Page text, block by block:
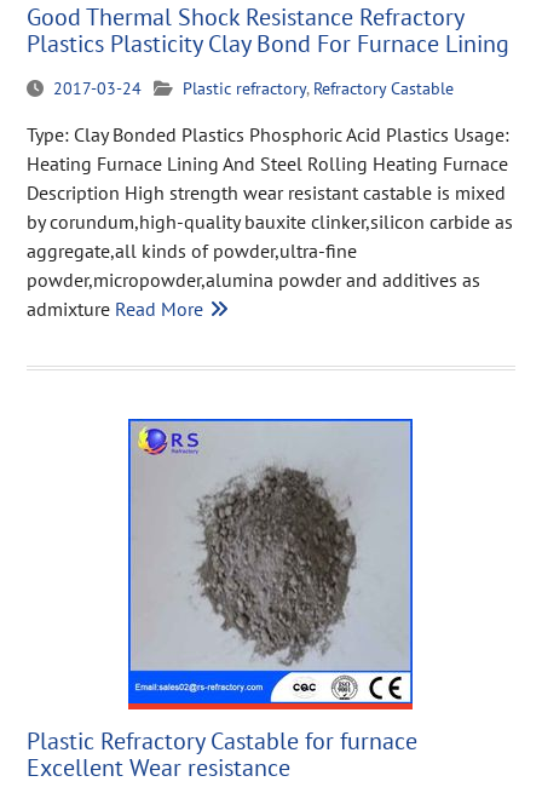
Good Thermal Shock Resistance Refractory
Plastics Plasticity Clay Bond For Furnace Lining
2017-03-24 Plastic refractory, Refractory Castable
Type: Clay Bonded Plastics Phosphoric Acid Plastics Usage:
Heating Furnace Lining And Steel Rolling Heating Furnace
Description High strength wear resistant castable is mixed
by corundum,high-quality bauxite clinker,silicon carbide as
aggregate,all kinds of powder,ultra-fine
powder,micropowder,alumina powder and additives as
admixture Read More
Plastic Refractory Castable for furnace
Excellent Wear resistance